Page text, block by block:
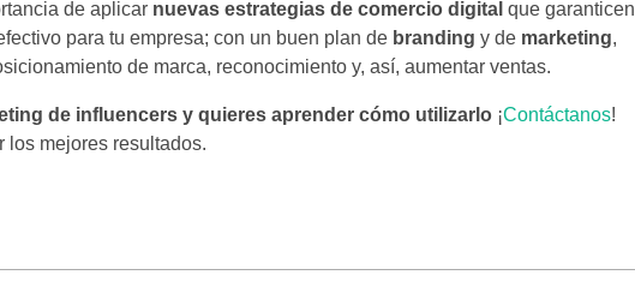
de aplicar nuevas estrategias de comercio digital que garanticen
para tu empresa; con un buen plan de branding y de marketing,
de marca, reconocimiento y, así, aumentar ventas.
de influencers y quieres aprender cómo utilizarlo ¡Contáctanos!
los mejores resultados.